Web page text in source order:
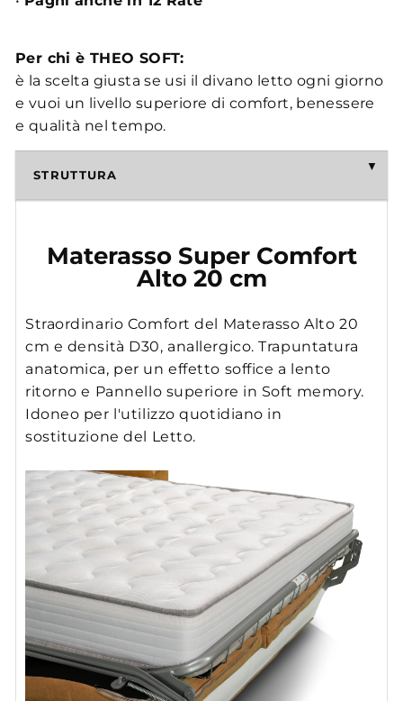
Per chi è THEO SOFT:
è la scelta giusta se usi il divano letto ogni giorno
e vuoi un livello superiore di comfort, benessere
e qualità nel tempo.
STRUTTURA
Materasso Super Comfort
Alto 20 cm
Straordinario Comfort del Materasso Alto 20
cm e densità D30, anallergico. Trapuntatura
anatomica, per un effetto soffice a lento
ritorno e Pannello superiore in Soft memory.
Idoneo per l'utilizzo quotidiano in
sostituzione del Letto.